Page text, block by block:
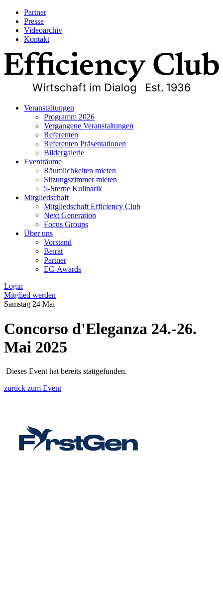
Partner
Presse
Videoarchiv
Kontakt
Veranstaltungen
Programm 2026
Vergangene Veranstaltungen
Referenten
Referenten Präsentationen
Bildergalerie
Eventräume
Räumlichkeiten mieten
Sitzungszimmer mieten
5-Sterne Kulinarik
Mitgliedschaft
Mitgliedschaft Efficiency Club
Next Generation
Focus Groups
Über uns
Vorstand
Beirat
Partner
EC-Awards
Login
Mitglied werden
Samstag 24 Mai
Concorso d'Eleganza 24.-26.
Mai 2025
Dieses Event hat bereits stattgefunden.
zurück zum Event